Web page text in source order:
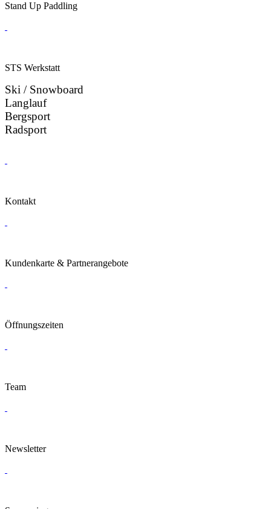
Stand Up Paddling
STS Werkstatt
Ski / Snowboard
Langlauf
Bergsport
Radsport
Kontakt
Kundenkarte & Partnerangebote
Öffnungszeiten
Team
Newsletter